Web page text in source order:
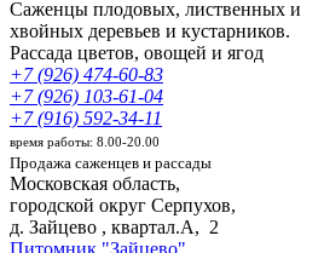
Саженцы плодовых, лиственных и
хвойных деревьев и кустарников.
Рассада цветов, овощей и ягод
+7 (926) 474-60-83
+7 (926) 103-61-04
+7 (916) 592-34-11
время работы: 8.00-20.00
Продажа саженцев и рассады
Московская область,
городской округ Серпухов,
д. Зайцево , квартал.А, 2